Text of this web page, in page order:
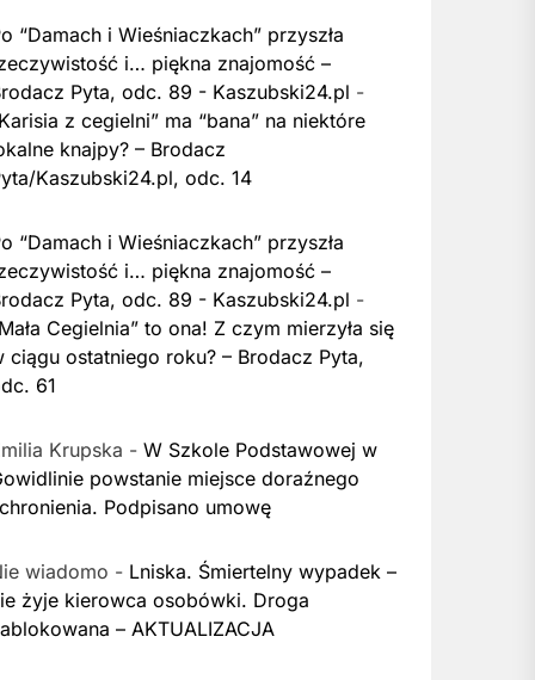
“Damach i Wieśniaczkach” przyszła
i… piękna znajomość –
Pyta, odc. 89 - Kaszubski24.pl -
z cegielni” ma “bana” na niektóre
knajpy? – Brodacz
Kaszubski24.pl, odc. 14
“Damach i Wieśniaczkach” przyszła
i… piękna znajomość –
Pyta, odc. 89 - Kaszubski24.pl -
Cegielnia” to ona! Z czym mierzyła się
ciągu ostatniego roku? – Brodacz Pyta,
61
Krupska - W Szkole Podstawowej w
powstanie miejsce doraźnego
Podpisano umowę
wiadomo - Lniska. Śmiertelny wypadek –
żyje kierowca osobówki. Droga
– AKTUALIZACJA